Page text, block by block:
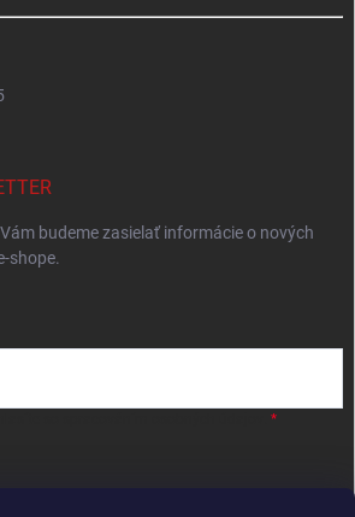
budeme zasielať informácie o nových
shope.